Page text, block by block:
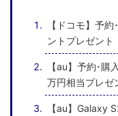
【ドコモ】予
ントプレゼント
【au】予約･購
万円相当プレゼ
【au】Galaxy